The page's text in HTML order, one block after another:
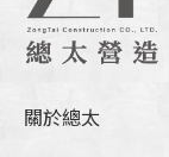
關於總太